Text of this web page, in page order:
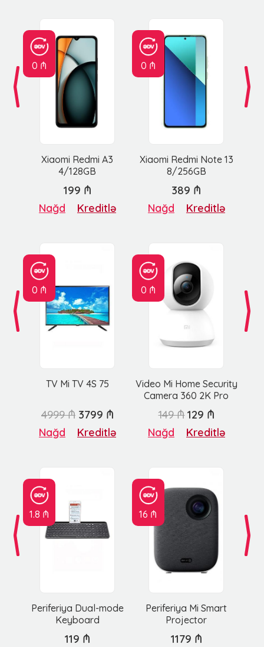
0 ₼
Xiaomi Redmi A3
4/128GB
0 ₼
Xiaomi Redmi Note 13
8/256GB
199 ₼
Nağd Kreditlə
389 ₼
Nağd Kreditlə
0 ₼
TV Mi TV 4S 75
0 ₼
Video Mi Home Security
Camera 360 2K Pro
4999 ₼ 3799 ₼
Nağd Kreditlə
149 ₼ 129 ₼
Nağd Kreditlə
1.8 ₼
Periferiya Dual-mode
Keyboard
16 ₼
Periferiya Mi Smart
Projector
119 ₼ 1179 ₼